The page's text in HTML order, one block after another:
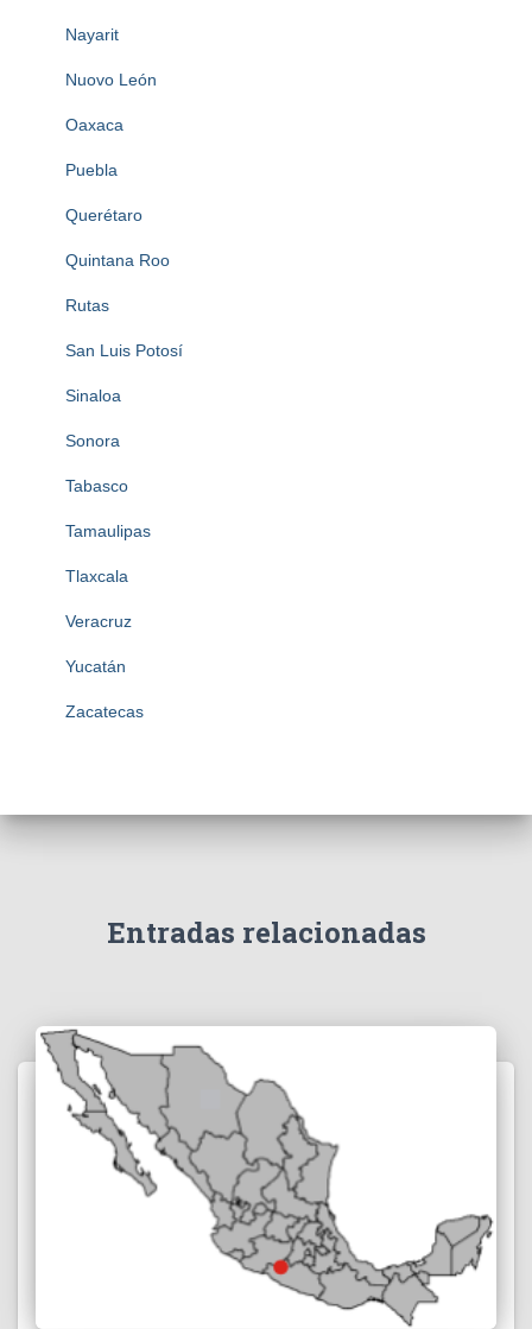
Nayarit
Nuovo León
Oaxaca
Puebla
Querétaro
Quintana Roo
Rutas
San Luis Potosí
Sinaloa
Sonora
Tabasco
Tamaulipas
Tlaxcala
Veracruz
Yucatán
Zacatecas
Entradas relacionadas